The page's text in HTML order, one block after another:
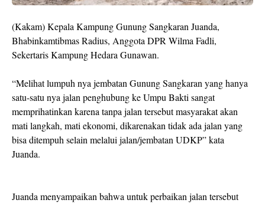
(Kakam) Kepala Kampung Gunung Sangkaran Juanda,
Bhabinkamtibmas Radius, Anggota DPR Wilma Fadli,
Sekertaris Kampung Hedara Gunawan.
“Melihat lumpuh nya jembatan Gunung Sangkaran yang hanya
satu-satu nya jalan penghubung ke Umpu Bakti sangat
memprihatinkan karena tanpa jalan tersebut masyarakat akan
mati langkah, mati ekonomi, dikarenakan tidak ada jalan yang
bisa ditempuh selain melalui jalan/jembatan UDKP” kata
Juanda.
Juanda menyampaikan bahwa untuk perbaikan jalan tersebut